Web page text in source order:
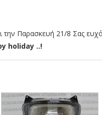
Παρασκευή 21/8 Σας
holiday ..!